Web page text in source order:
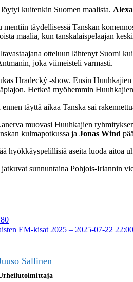
kuitenkin Suomen maalista.
mentiin täydellisessä Tanskan
maalia, kun tanskalaispelaajan
otteluun lähtenyt Suomi
joka viimeisteli varmasti.
Hradecký -show. Ensin Huuhkajien
Hetkeä myöhemmin
täyttä aikaa Tanska sai
muovasi Huuhkajien
kulmapotkussa ja Jonas Wind
hyökkäyspelillisiä aseita luoda aitoa
jatkuvat sunnuntaina Pohjois-Irlannin
EM-kisat 2025 – 2025-07-22
Sallinen